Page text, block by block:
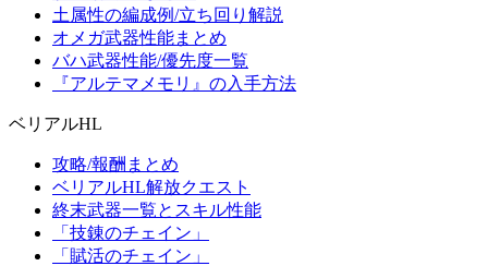
土属性の編成例/立ち回り解説
オメガ武器性能まとめ
バハ武器性能/優先度一覧
『アルテマメモリ』の入手方法
ベリアルHL
攻略/報酬まとめ
ベリアルHL解放クエスト
終末武器一覧とスキル性能
「技錬のチェイン」
「賦活のチェイン」